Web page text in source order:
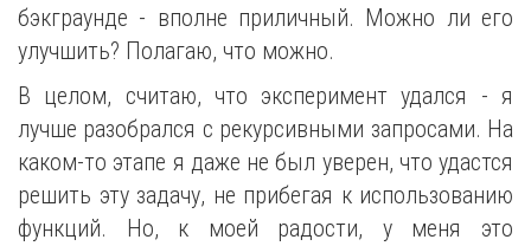
бэкграунде - вполне приличный. Можно ли его
улучшить? Полагаю, что можно.
В целом, считаю, что эксперимент удался - я
лучше разобрался с рекурсивными запросами. На
каком-то этапе я даже не был уверен, что удастся
решить эту задачу, не прибегая к использованию
функций. Но, к моей радости, у меня это